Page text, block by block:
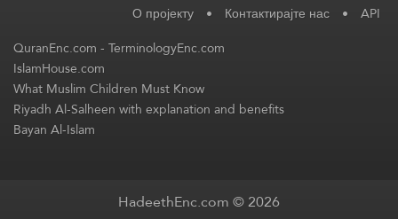
О пројекту • Контактирајте нас • API
QuranEnc.com-TerminologyEnc.com
IslamHouse.com
What Muslim Children Must Know
Riyadh Al-Salheen with explanation and benefits
Bayan Al-Islam
HadeethEnc.com © 2026